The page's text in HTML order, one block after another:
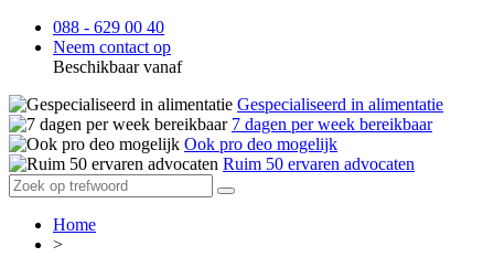
088 - 629 00 40
Neem contact op
Beschikbaar vanaf
Gespecialiseerd in alimentatie
7 dagen per week bereikbaar
Ook pro deo mogelijk
Ruim 50 ervaren advocaten
Home
>